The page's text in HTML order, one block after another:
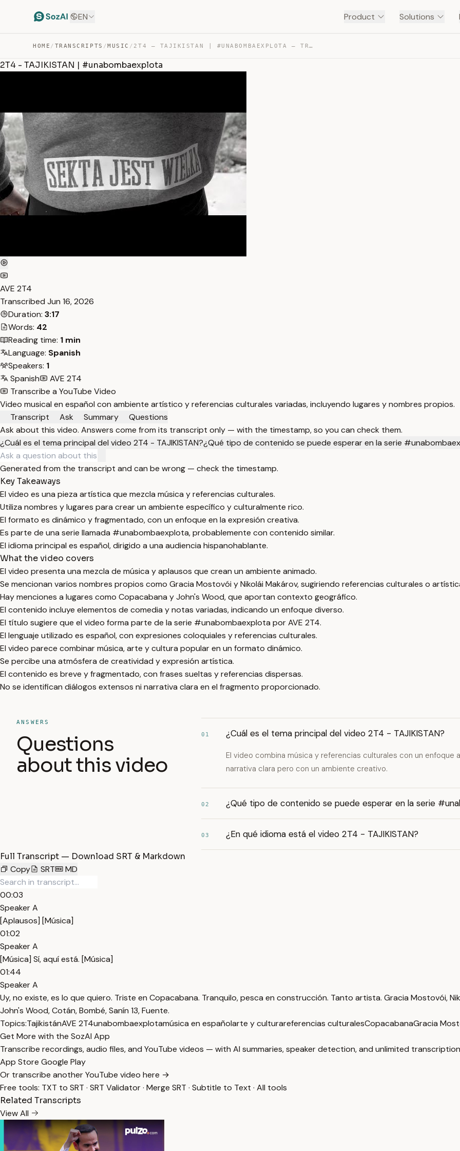
EN Product Solutions
HOME / TRANSCRIPTS /MUSIC / 2T4 – TAJIKISTAN | #UNABOMBAEXPLOTA — TRANSCRIPT
2T4 - TAJIKISTAN | #unabombaexplota
AVE 2T4
Transcribed Jun 16, 2026
Duration: 3:17
Words: 42
Reading time: 1 min
Language: Spanish
Speakers: 1
Spanish
AVE 2T4
Transcribe a YouTube Video
Video musical en español con ambiente artístico y referencias culturales variadas, incluyendo lugares y nombres propios.
Transcript
Ask Summary
Questions
Ask about this video. Answers come from its transcript only — with the timestamp, so you can check them.
¿Cuál es el tema principal del video 2T4 - TAJIKISTAN?¿Qué tipo de contenido se puede esperar en la serie
Generated from the transcript and can be wrong — check the timestamp.
Key Takeaways
El video es una pieza artística que mezcla música y referencias culturales.
Utiliza nombres y lugares para crear un ambiente específico y culturalmente rico.
El formato es dinámico y fragmentado, con un enfoque en la expresión creativa.
Es parte de una serie llamada #unabombaexplota, probablemente con contenido similar.
El idioma principal es español, dirigido a una audiencia hispanohablante.
What the video covers
El video presenta una mezcla de música y aplausos que crean un ambiente animado.
Se mencionan varios nombres propios como Gracia Mostovói y Nikolái Makárov, sugiriendo referencias culturales o
Hay menciones a lugares como Copacabana y John's Wood, que aportan contexto geográfico.
El contenido incluye elementos de comedia y notas variadas, indicando un enfoque diverso.
El título sugiere que el video forma parte de la serie #unabombaexplota por AVE 2T4.
El lenguaje utilizado es español, con expresiones coloquiales y referencias culturales.
El video parece combinar música, arte y cultura popular en un formato dinámico.
Se percibe una atmósfera de creatividad y expresión artística.
El contenido es breve y fragmentado, con frases sueltas y referencias dispersas.
No se identifican diálogos extensos ni narrativa clara en el fragmento proporcionado.
ANSWERS
Questions
about this video
01 ¿Cuál es el tema principal del video 2T4 - TAJIKISTAN?
El video combina música y referencias culturales con un enfoque
narrativa clara pero con un ambiente creativo.
02 ¿Qué tipo de contenido se puede esperar en la serie
03 ¿En qué idioma está el video 2T4 - TAJIKISTAN?
Full Transcript — Download SRT & Markdown
Copy
SRT MD
00:03
Speaker A
[Aplausos] [Música]
01:02
Speaker A
[Música] Sí, aquí está. [Música]
01:44
Speaker A
Uy, no existe, es lo que quiero. Triste en Copacabana. Tranquilo, pesca en construcción. Tanto artista. Gracia Mostovói,
John's Wood, Cotán, Bombé, Sanín 13, Fuente.
Topics:TajikistánAVE 2T4unabombaexplotamúsica en españolarte y culturareferencias culturalesCopacabanaGracia
Get More with the SozAI App
Transcribe recordings, audio files, and YouTube videos — with AI summaries, speaker detection, and unlimited
App Store Google Play
Or transcribe another YouTube video here →
Free tools: TXT to SRT · SRT Validator· Merge SRT · Subtitle to Text · All tools
Related Transcripts
View All